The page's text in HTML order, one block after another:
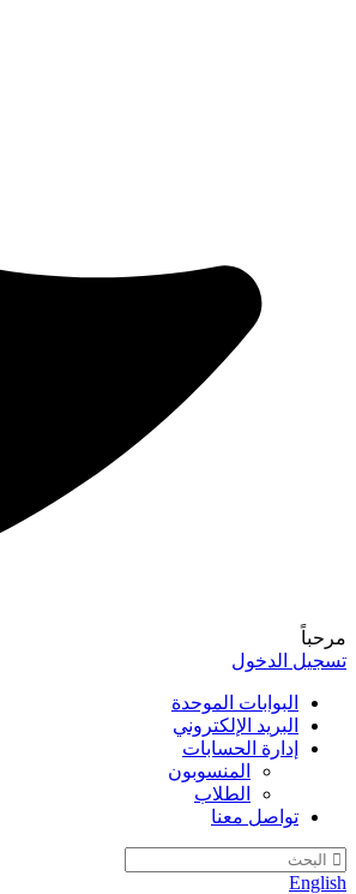
مرحباً
تسجيل الدخول
البوابات الموحدة
البريد الإلكتروني
إدارة الحسابات
المنسوبون
الطلاب
تواصل معنا
English